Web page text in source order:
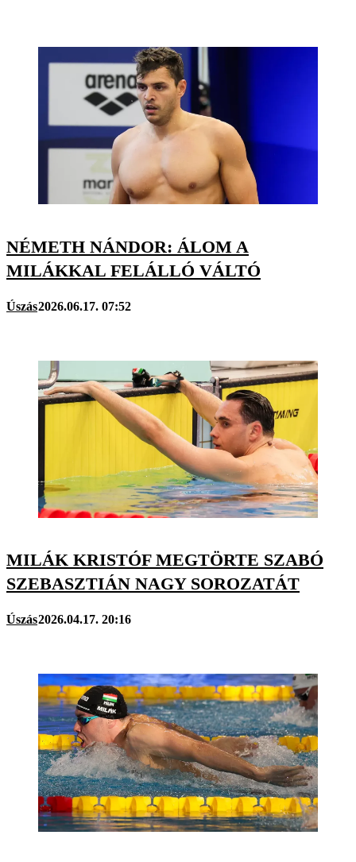
NÉMETH NÁNDOR: ÁLOM A
MILÁKKAL FELÁLLÓ VÁLTÓ
Úszás2026.06.17. 07:52
MILÁK KRISTÓF MEGTÖRTE SZABÓ
SZEBASZTIÁN NAGY SOROZATÁT
Úszás2026.04.17. 20:16